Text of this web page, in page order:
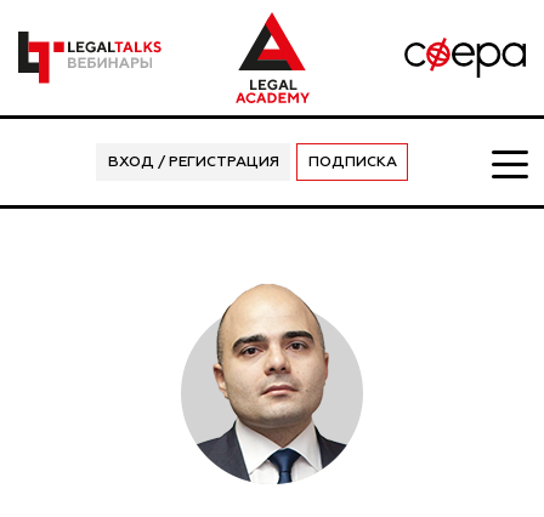
ВХОД / РЕГИСТРАЦИЯ ПОДПИСКА